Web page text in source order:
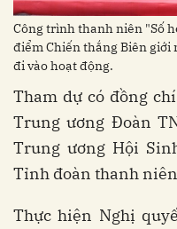
Công trình thanh niên "Số
điểm Chiến thắng Biên
đi vào hoạt động.
Tham dự có đồng
Trung ương Đoàn
Trung ương Hội
Tỉnh đoàn thanh
Thực hiện Nghị